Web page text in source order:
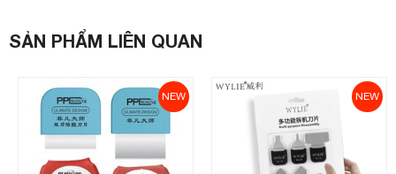
SẢN PHẨM LIÊN QUAN
NEW NEW